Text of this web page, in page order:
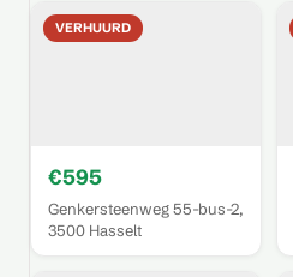
VERHUURD
€595
Genkersteenweg 55-bus-2,
3500 Hasselt